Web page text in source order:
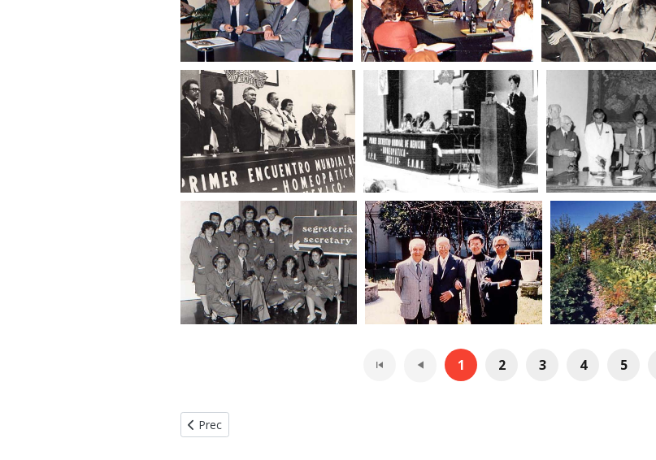
1 2 3 4 5
Articolo precedente: XXVIII Seminario Internazionale di Medicina Omeopatica
Prec